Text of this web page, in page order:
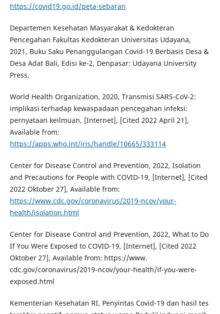
https://covid19.go.id/peta-sebaran
Departemen Kesehatan Masyarakat & Kedokteran
Pencegahan Fakultas Kedokteran Universitas Udayana,
2021, Buku Saku Penanggulangan Covid-19 Berbasis Desa &
Desa Adat Bali, Edisi ke-2, Denpasar: Udayana University
Press.
World Health Organization, 2020, Transmisi SARS-CoV-2:
implikasi terhadap kewaspadaan pencegahan infeksi:
pernyataan keilmuan, [Internet], [Cited 2022 April 21],
Available from:
https://apps.who.int/iris/handle/10665/333114
Center for Disease Control and Prevention, 2022, Isolation
and Precautions for People with COVID-19, [Internet], [Cited
2022 Oktober 27], Available from:
https://www.cdc.gov/coronavirus/2019-ncov/your-
health/isolation.html
Center for Disease Control and Prevention, 2022, What to Do
If You Were Exposed to COVID-19, [Internet], [Cited 2022
Oktober 27], Available from: https://www.
cdc.gov/coronavirus/2019-ncov/your-health/if-you-were-
exposed.html
Kementerian Kesehatan RI, Penyintas Covid-19 dan hasil tes